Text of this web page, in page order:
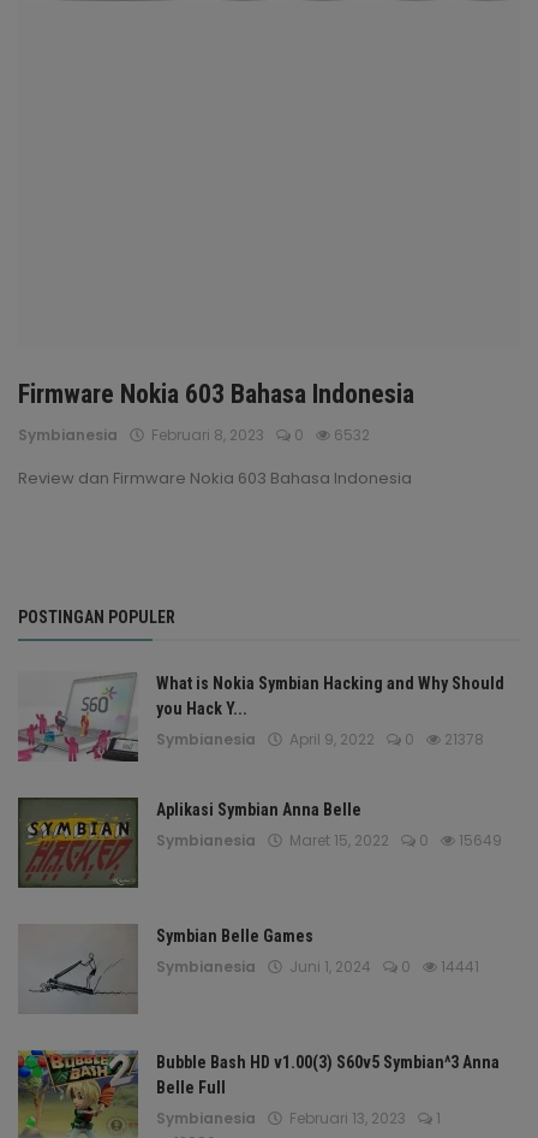
Firmware Nokia 603 Bahasa Indonesia
Symbianesia Februari 8, 2023 0 6532
Review dan Firmware Nokia 603 Bahasa Indonesia
POSTINGAN POPULER
What is Nokia Symbian Hacking and Why Should
you Hack Y...
Symbianesia April 9, 2022 0 21378
Aplikasi Symbian Anna Belle
Symbianesia Maret 15, 2022 0 15649
Symbian Belle Games
Symbianesia Juni 1, 2024 0 14441
Bubble Bash HD v1.00(3) S60v5 Symbian^3 Anna
Belle Full
Symbianesia Februari 13, 2023
1